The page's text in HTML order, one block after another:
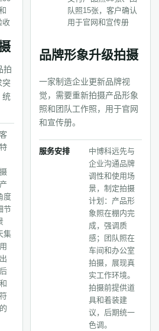
收
拍
突
统
度
节
集
队照15张，客户确认
用于官网和宣传册
品牌形象升级拍摄
一家制造企业更新品牌视
觉，需要重新拍摄产品形象
照和团队工作照，用于官网
和宣传册。
服务安排
中博科远先与
企业沟通品牌
调性和使用场
景，制定拍摄
计划：产品形
象照在棚内完
成，强调质
感；团队照在
车间和办公室
拍摄，展现真
实工作环境。
拍摄前提供道
具和着装建
议，后期统一
色调。